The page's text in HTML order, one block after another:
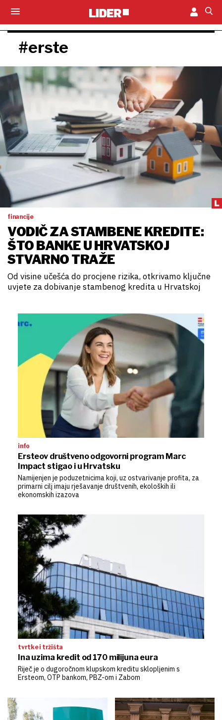
#erste
financije
VODIČ ZA STAMBENE KREDITE:
ŠTO BANKE U HRVATSKOJ
STVARNO TRAŽE
Od visine učešća do procjene rizika, otkrivamo ključne
uvjete za dobivanje stambenog kredita u Hrvatskoj
info
Ersteov društveno odgovorni program Marc
Impact stigao i u Hrvatsku
Namijenjen je poduzetnicima koji, uz ostvarivanje profita, za
primarni cilj imaju rješavanje društvenih, ekoloških ili
ekonomskih izazova
tvrtke i tržišta
Ina uzima kredit od 170 milijuna eura
Riječ je o dugoročnom klupskom kreditu sklopljenim s
Ersteom, OTP bankom, PBZ-om i Zabom